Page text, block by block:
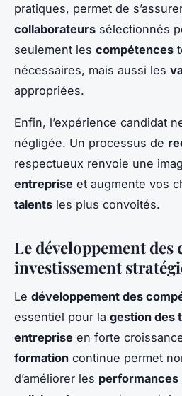
pratiques, permet de
collaborateurs sélectionnés
seulement les compétences
nécessaires, mais aussi les
appropriées.
Enfin, l’expérience candidat
négligée. Un processus de
respectueux renvoie une
entreprise et augmente vos
talents les plus convoités.
Le développement des
investissement
Le développement des
essentiel pour la gestion des
entreprise en forte
formation continue permet
d’améliorer les performances